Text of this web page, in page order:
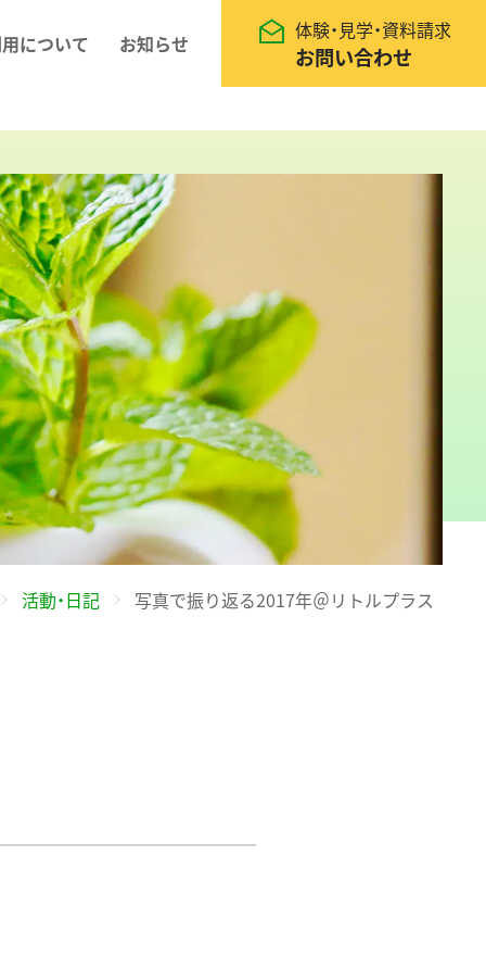
について お知らせ
体験・見学・資料請求
お問い合わせ
活動・日記 写真で振り返る2017年＠リトルプラス